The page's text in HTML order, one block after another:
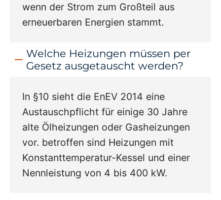
wenn der Strom zum Großteil aus
erneuerbaren Energien stammt.
Welche Heizungen müssen per
Gesetz ausgetauscht werden?
In §10 sieht die EnEV 2014 eine
Austauschpflicht für einige 30 Jahre
alte Ölheizungen oder Gasheizungen
vor. betroffen sind Heizungen mit
Konstanttemperatur-Kessel und einer
Nennleistung von 4 bis 400 kW.